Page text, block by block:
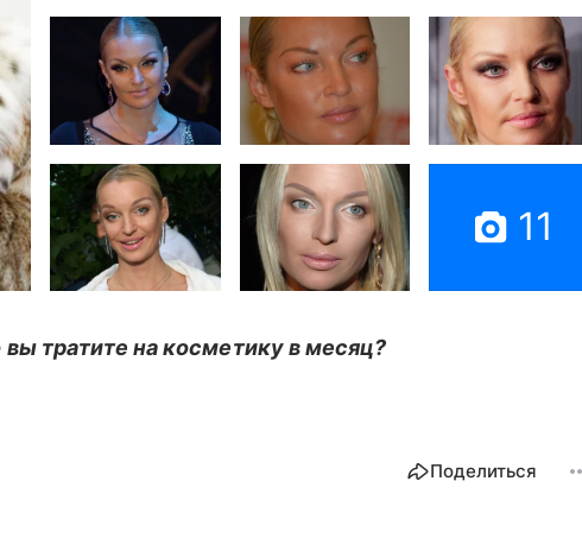
11
тратите на косметику в месяц?
Поделиться